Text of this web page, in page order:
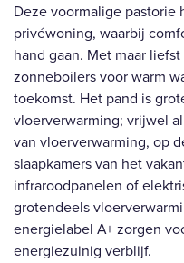
Deze voormalige
privéwoning, waarbij
hand gaan. Met maar
zonneboilers voor warm
toekomst. Het pand is
vloerverwarming; vrijwel
van vloerverwarming, op
slaapkamers van het
infraroodpanelen of
grotendeels
energielabel A+ zorgen
energiezuinig verblijf.